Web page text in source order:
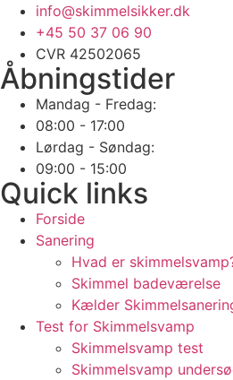
info@skimmelsikker.dk
+45 50 37 06 90
CVR 42502065
Åbningstider
Mandag - Fredag:
08:00 - 17:00
Lørdag - Søndag:
09:00 - 15:00
Quick links
Forside
Sanering
Hvad er
Skimmel badeværelse
Kælder
Test for Skimmelsvamp
Skimmelsvamp test
Skimmelsvamp